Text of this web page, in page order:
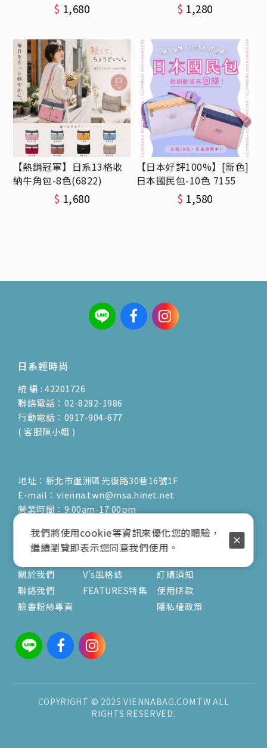
$ 1,680 $ 1,280
【熱銷冠軍】日系13格收
納牛角包-8色(6822)
$ 1,680
【日本好評100%】[新色]
日本國民包-10色 7155
$ 1,580
日系輕時尚
統 編 : 42201726
聯絡電話：02-8282-1986
行動電話：0917-904-677
( 客服陳小姐 )
地址：新北市蘆洲區光復路30巷16號1F
E-mail：vienna.twn@msa.hinet.net
營業時間：9:00am-17:00pm
關於
關於我們
聯絡我們
臉書粉絲專頁
文章
V's風格誌
FEATURES特集
服務
訂購須知
使用條款
隱私權政策
COPYRIGHT © 2025 VIENNABAG.COM.TW ALL
RIGHTS RESERVED.
我們將使用cookie等資訊來優化您的體驗，
繼續瀏覽即表示您同意我們使用。